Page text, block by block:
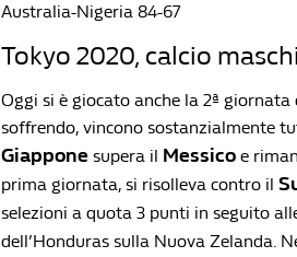
Australia-Nigeria 84-67
Tokyo 2020, calcio
Oggi si è giocato anche la 2ª
soffrendo, vincono sostanzialmente
Giappone supera il Messico e
prima giornata, si risolleva contro il
selezioni a quota 3 punti in seguito
dell’Honduras sulla Nuova Zelanda.